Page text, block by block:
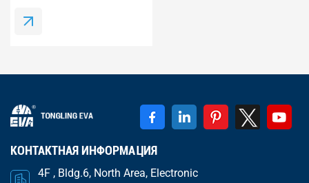
МкФ ±5%, 250 В
Насосов.
КОНТАКТНАЯ ИНФОРМАЦИЯ
4F , Bldg.6, North Area, Electronic